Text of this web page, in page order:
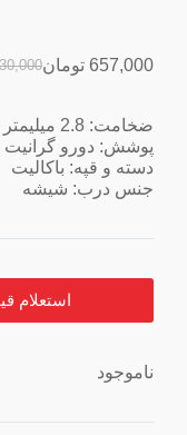
657,000 تومان
ضخامت: 2.8 میلیمتر
پوشش: دورو گرانیت
دسته و قپه: باکالیت
جنس درب: شیشه
استعلام قیمت :
ناموجود